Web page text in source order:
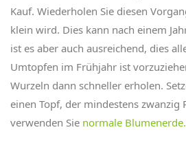
Kauf. Wiederholen Sie diesen
klein wird. Dies kann nach einem
ist es aber auch ausreichend, dies
Umtopfen im Frühjahr ist
Wurzeln dann schneller erholen.
einen Topf, der mindestens zwanzig
verwenden Sie normale Blumenerde.